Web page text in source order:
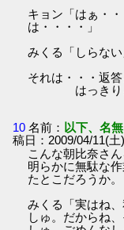
キョン「はぁ・
は・・・・」
みくる「しらない
それは・・・返
はっきりとし
10 名前： 以下、名
稿日：2009/04/11(
こんな朝比奈さ
明らかに無駄な
たとこだろうか。
みくる「実はね
しゅ。だからね